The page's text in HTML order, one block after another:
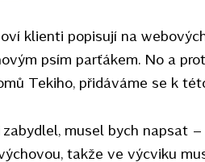
klienti popisují na
psím parťákem. No a
Tekiho, přidáváme se k
musel bych napsat –
takže ve výcviku